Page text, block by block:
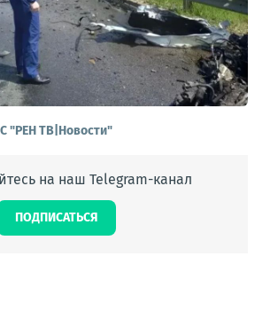
"РЕН ТВ|Новости"
на наш Telegram-канал
ПОДПИСАТЬСЯ